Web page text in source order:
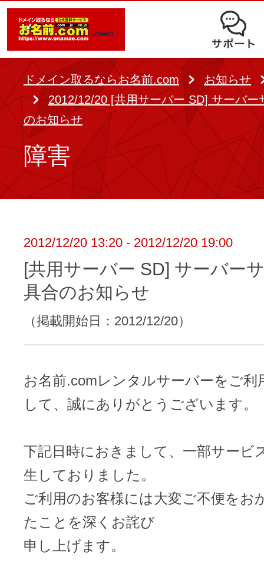
ドメインの期限を更新する
ドメイン更新
ドメイン更新とは
登録情報変更
ドメインの登録/更新/移管料金
料金一覧
こちら！）
ドメイン × サーバー同時登録
中古ドメインオークション
バックオーダー
.jpドメインバックオーダー
.com/.netドメインバックオ
コラム
中古ドメインのSEO効果は？
使いやすさと高機能の両立を実現
独自ドメイン＋サーバーが初期費用
る
SSLも無料でコストパフォーマンス
レンタルサーバー
AIホームページパック
必要なのはアイディアだけ！ 専門
も、AIにまかせてホームページを簡
ことが可能です。
AIホームページパック
WordPressテーマShop
販価格より安くご購入いただけます
WordPressテーマShop
メール配信システム
ドメインオプション
ドメイン登録者宛のメール転送も可
Whois情報公開代行
お持ちのドメインを売るなら
ドメイン売買サービス
レンタルDNS/セカンダリDNS
DNS管理サービス
不要になったドメインを安全・簡単
あんしん廃止
管理画面内での操作制限を可能に
ドメインプロテクション
サポート
サービスに関するご不明点を
よくある質問
ヘルプ
お名前.com Naviご利用ガイ
サーバー設定のご案内
SPAMや違法サイトの報告は
メンテナンスと障害情報のお知らせ
ドメイン取るならお名前.com
お知らせ
2012/12/20 [共用サーバー SD] サーバー
のお知らせ
障害
2012/12/20 13:20 - 2012/12/20 19:00
[共用サーバー SD] サーバー
具合のお知らせ
（掲載開始日：2012/12/20）
お名前.comレンタルサーバーをご利
して、誠にありがとうございます。
下記日時におきまして、一部サービ
生しておりました。
ご利用のお客様には大変ご不便をお
たことを深くお詫び
申し上げます。